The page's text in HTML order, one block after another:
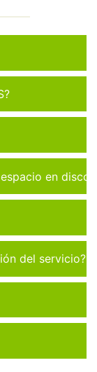
en disco
del servicio?